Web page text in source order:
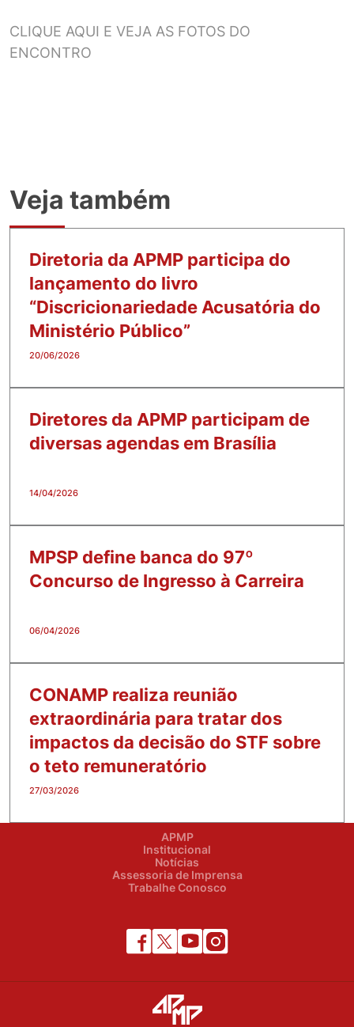
CLIQUE AQUI E VEJA AS FOTOS DO
ENCONTRO
Veja também
Diretoria da APMP participa do
lançamento do livro
“Discricionariedade Acusatória do
Ministério Público”
20/06/2026
Diretores da APMP participam de
diversas agendas em Brasília
14/04/2026
MPSP define banca do 97º
Concurso de Ingresso à Carreira
06/04/2026
CONAMP realiza reunião
extraordinária para tratar dos
impactos da decisão do STF sobre
o teto remuneratório
27/03/2026
APMP
Institucional
Notícias
Assessoria de Imprensa
Trabalhe Conosco